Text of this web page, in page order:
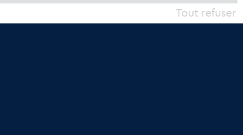
Tout refuser